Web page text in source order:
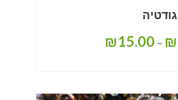
גודטיה
₪
–
₪15.00